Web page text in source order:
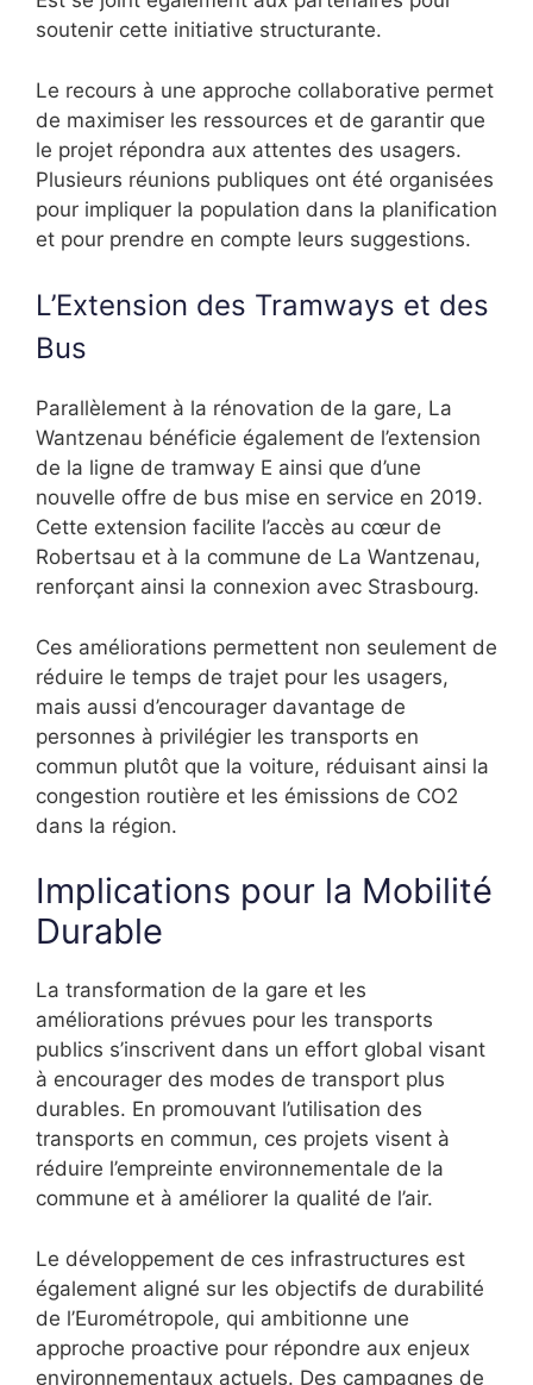
soutenir cette initiative structurante.
Le recours à une approche collaborative permet
de maximiser les ressources et de garantir que
le projet répondra aux attentes des usagers.
Plusieurs réunions publiques ont été organisées
pour impliquer la population dans la planification
et pour prendre en compte leurs suggestions.
L’Extension des Tramways et des
Bus
Parallèlement à la rénovation de la gare, La
Wantzenau bénéficie également de l’extension
de la ligne de tramway E ainsi que d’une
nouvelle offre de bus mise en service en 2019.
Cette extension facilite l’accès au cœur de
Robertsau et à la commune de La Wantzenau,
renforçant ainsi la connexion avec Strasbourg.
Ces améliorations permettent non seulement de
réduire le temps de trajet pour les usagers,
mais aussi d’encourager davantage de
personnes à privilégier les transports en
commun plutôt que la voiture, réduisant ainsi la
congestion routière et les émissions de CO2
dans la région.
Implications pour la Mobilité
Durable
La transformation de la gare et les
améliorations prévues pour les transports
publics s’inscrivent dans un effort global visant
à encourager des modes de transport plus
durables. En promouvant l’utilisation des
transports en commun, ces projets visent à
réduire l’empreinte environnementale de la
commune et à améliorer la qualité de l’air.
Le développement de ces infrastructures est
également aligné sur les objectifs de durabilité
de l’Eurométropole, qui ambitionne une
approche proactive pour répondre aux enjeux
environnementaux actuels. Des campagnes de